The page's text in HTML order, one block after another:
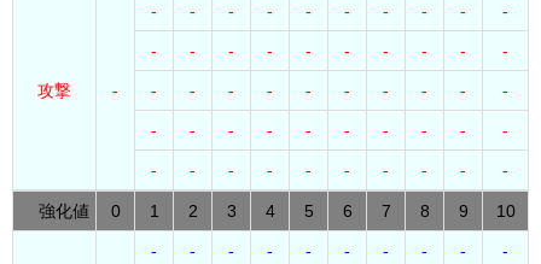
攻撃 -
- - - - - - - - - -
- - - - - - - - - -
- - - - - - - - - -
- - - - - - - - - -
- - - - - - - - - -
強化値 0 1 2 3 4 5 6 7 8 9 10
- - - - - - - - - -